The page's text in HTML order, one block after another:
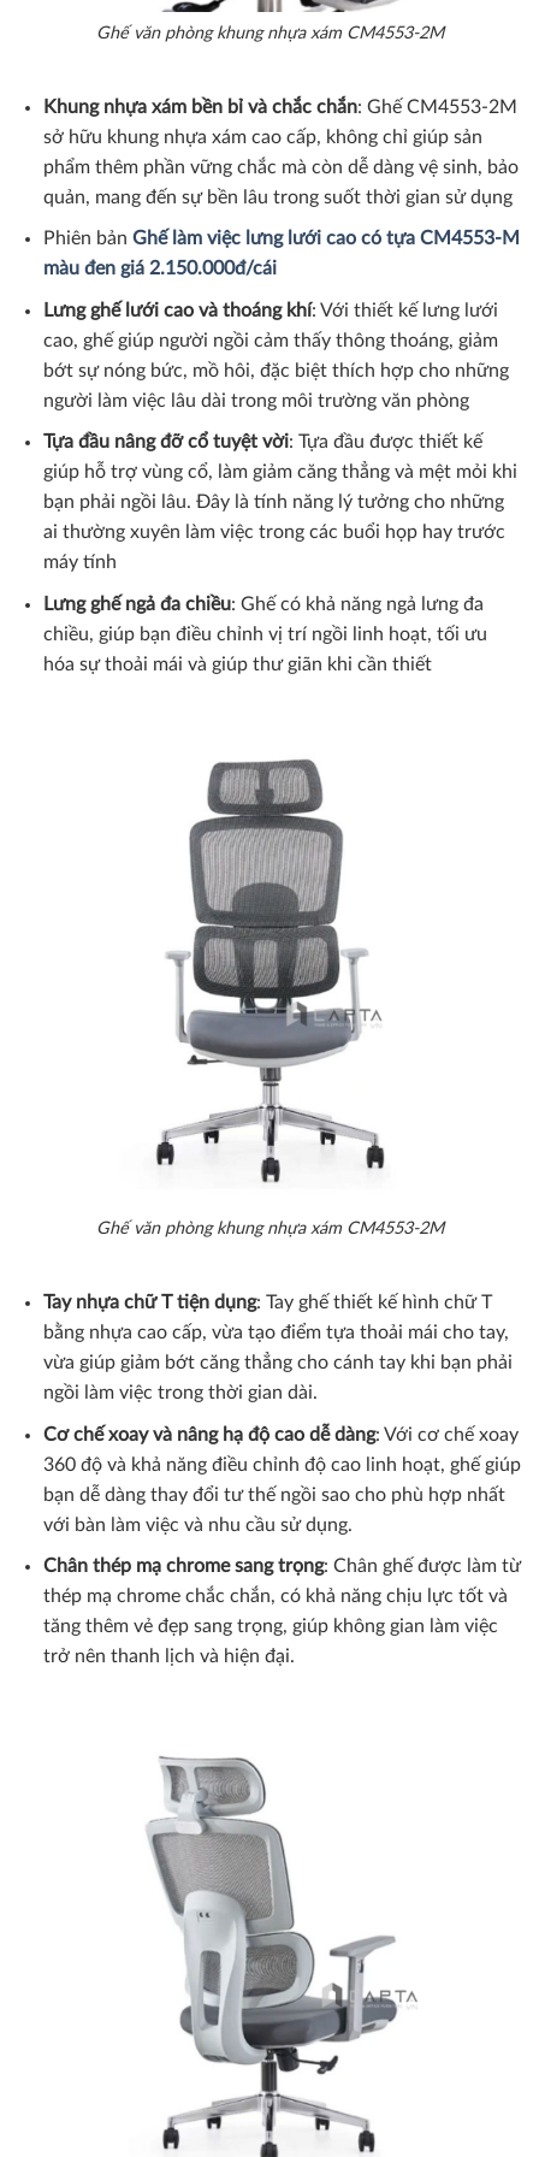
Ghế văn phòng khung nhựa xám CM4553-2M
Khung nhựa xám bền bỉ và chắc chắn: Ghế CM4553-2M
sở hữu khung nhựa xám cao cấp, không chỉ giúp sản
phẩm thêm phần vững chắc mà còn dễ dàng vệ sinh, bảo
quản, mang đến sự bền lâu trong suốt thời gian sử dụng
Phiên bản Ghế làm việc lưng lưới cao có tựa CM4553-M
màu đen giá 2.150.000đ/cái
Lưng ghế lưới cao và thoáng khí: Với thiết kế lưng lưới
cao, ghế giúp người ngồi cảm thấy thông thoáng, giảm
bớt sự nóng bức, mồ hôi, đặc biệt thích hợp cho những
người làm việc lâu dài trong môi trường văn phòng
Tựa đầu nâng đỡ cổ tuyệt vời: Tựa đầu được thiết kế
giúp hỗ trợ vùng cổ, làm giảm căng thẳng và mệt mỏi khi
bạn phải ngồi lâu. Đây là tính năng lý tưởng cho những
ai thường xuyên làm việc trong các buổi họp hay trước
máy tính
Lưng ghế ngả đa chiều: Ghế có khả năng ngả lưng đa
chiều, giúp bạn điều chỉnh vị trí ngồi linh hoạt, tối ưu
hóa sự thoải mái và giúp thư giãn khi cần thiết
Ghế văn phòng khung nhựa xám CM4553-2M
Tay nhựa chữ T tiện dụng: Tay ghế thiết kế hình chữ T
bằng nhựa cao cấp, vừa tạo điểm tựa thoải mái cho tay,
vừa giúp giảm bớt căng thẳng cho cánh tay khi bạn phải
ngồi làm việc trong thời gian dài.
Cơ chế xoay và nâng hạ độ cao dễ dàng: Với cơ chế xoay
360 độ và khả năng điều chỉnh độ cao linh hoạt, ghế giúp
bạn dễ dàng thay đổi tư thế ngồi sao cho phù hợp nhất
với bàn làm việc và nhu cầu sử dụng.
Chân thép mạ chrome sang trọng: Chân ghế được làm từ
thép mạ chrome chắc chắn, có khả năng chịu lực tốt và
tăng thêm vẻ đẹp sang trọng, giúp không gian làm việc
trở nên thanh lịch và hiện đại.